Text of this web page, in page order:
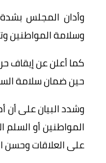
وأدان المجلس
وسلامة المواطنين
كما أعلن عن إيقاف
حين ضمان سلامة
وشدد البيان على أن
المواطنين أو
على العلاقات وحسن